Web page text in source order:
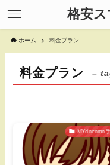
格安
ホーム 料金プラン
料金プラン –
MYdocomo